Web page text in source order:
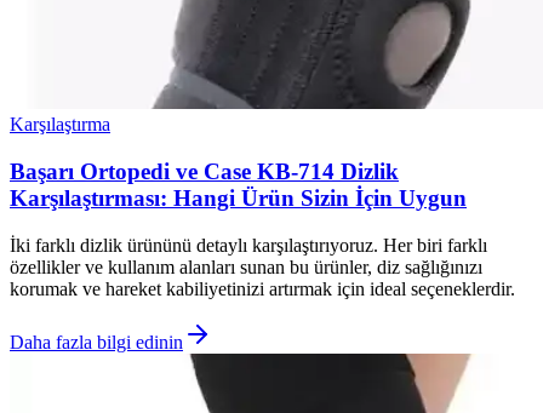
Karşılaştırma
Başarı Ortopedi ve Case KB-714 Dizlik
Karşılaştırması: Hangi Ürün Sizin İçin Uygun
İki farklı dizlik ürününü detaylı karşılaştırıyoruz. Her biri farklı
özellikler ve kullanım alanları sunan bu ürünler, diz sağlığınızı
korumak ve hareket kabiliyetinizi artırmak için ideal seçeneklerdir.
Daha fazla bilgi edinin